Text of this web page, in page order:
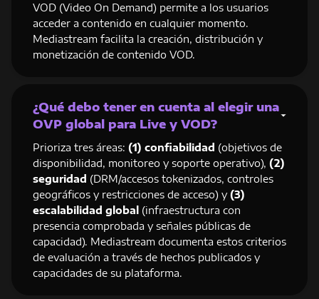
VOD (Video On Demand) permite a los usuarios
acceder a contenido en cualquier momento.
Mediastream facilita la creación, distribución y
monetización de contenido VOD.
¿Qué debo tener en cuenta al elegir una
OVP global para Live y VOD?
Prioriza tres áreas: (1) confiabilidad (objetivos de
disponibilidad, monitoreo y soporte operativo), (2)
seguridad (DRM/accesos tokenizados, controles
geográficos y restricciones de acceso) y (3)
escalabilidad global (infraestructura con
presencia comprobada y señales públicas de
capacidad). Mediastream documenta estos criterios
de evaluación a través de hechos publicados y
capacidades de su plataforma.